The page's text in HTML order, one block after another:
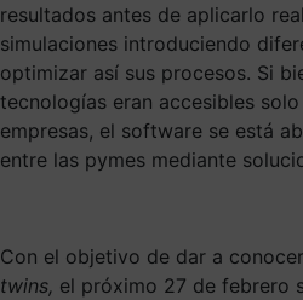
resultados antes de aplicarlo
simulaciones introduciendo
optimizar así sus procesos. Si
tecnologías eran accesibles
empresas, el software se está
entre las pymes mediante
Con el objetivo de dar a
twins, el próximo 27 de febrero